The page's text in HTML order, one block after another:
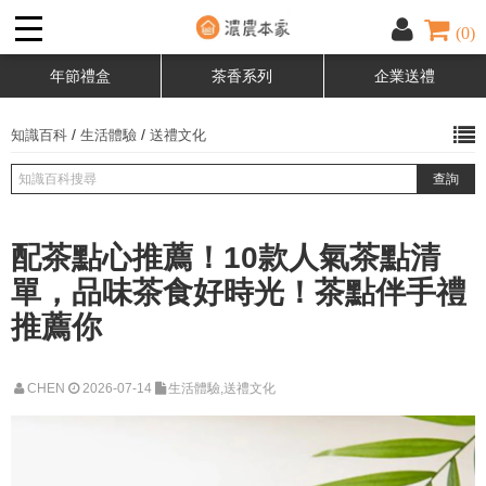
(0)
年節禮盒 茶香系列 企業送禮
知識百科 / 生活體驗 / 送禮文化
配茶點心推薦！10款人氣茶點清
單，品味茶食好時光！茶點伴手禮
推薦你
CHEN 2026-07-14 生活體驗,送禮文化